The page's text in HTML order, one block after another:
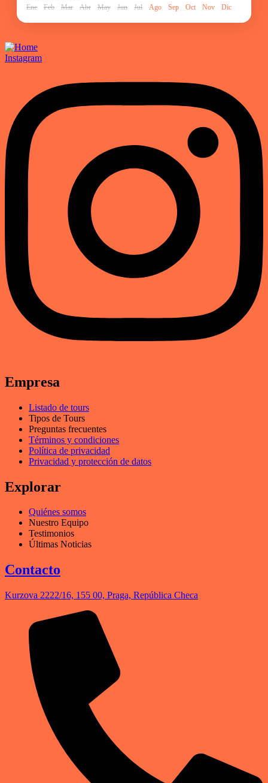
Ene Feb Mar Abr May Jun Jul Ago Sep Oct Nov Dic
Instagram
Empresa
Listado de tours
Tipos de Tours
Preguntas frecuentes
Términos y condiciones
Política de privacidad
Privacidad y protección de datos
Explorar
Quiénes somos
Nuestro Equipo
Testimonios
Últimas Noticias
Contacto
Kurzova 2222/16, 155 00, Praga, República Checa